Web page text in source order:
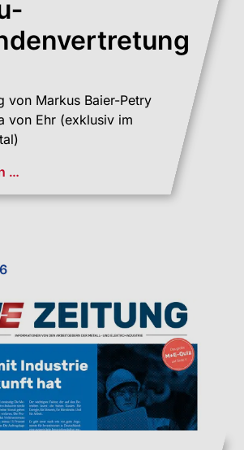
von Markus Baier-Petry
von Ehr (exklusiv im
…